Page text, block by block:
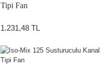
Tipi Fan
1.231,48 TL